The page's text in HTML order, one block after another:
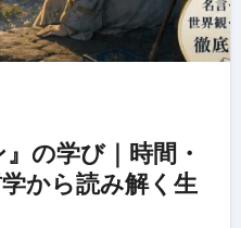
の学び｜時間・
から読み解く生